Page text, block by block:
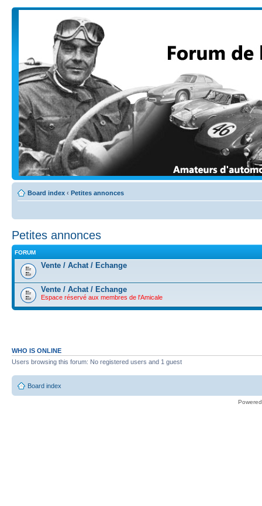
Board index ‹ Petites annonces
Petites annonces
FORUM
Vente / Achat / Echange
Vente / Achat / Echange
Espace réservé aux membres de l'Amicale
WHO IS ONLINE
Users browsing this forum: No registered users and 1 guest
Board index